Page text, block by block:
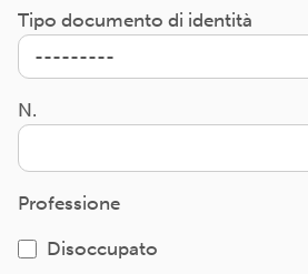
Tipo documento di identità
N.
Professione
Disoccupato